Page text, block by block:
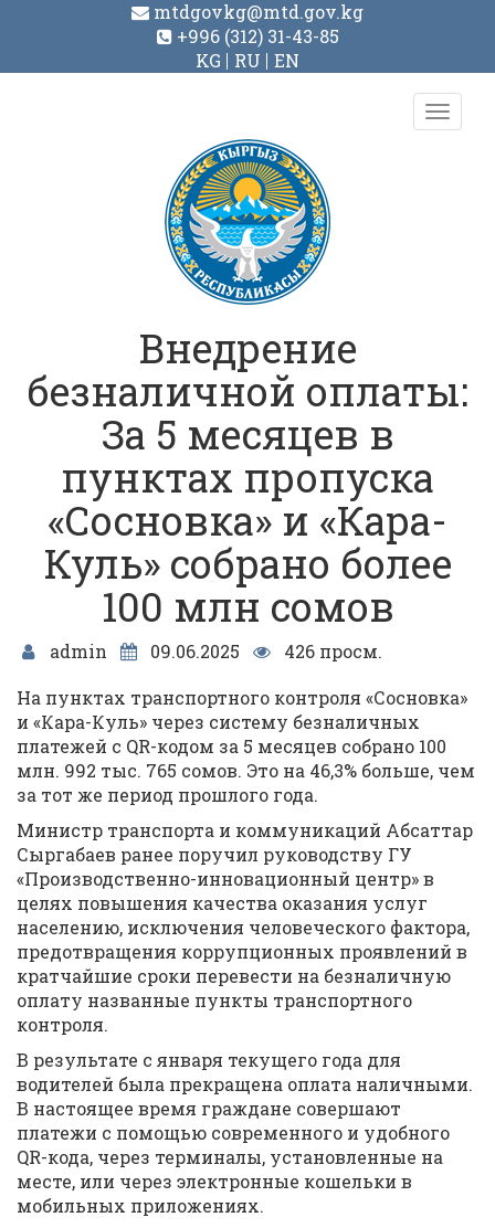
mtdgovkg@mtd.gov.kg
+996 (312) 31-43-85
KG
RU EN
Toggle
Внедрение
безналичной оплаты:
За 5 месяцев в
пунктах пропуска
«Сосновка» и «Кара-
Куль» собрано более
100 млн сомов
admin 09.06.2025
426 просм.
На пунктах транспортного контроля «Сосновка»
и «Кара-Куль» через систему безналичных
платежей с QR-кодом за 5 месяцев собрано 100
млн. 992 тыс. 765 сомов. Это на 46,3% больше, чем
за тот же период прошлого года.
Министр транспорта и коммуникаций Абсаттар
Сыргабаев ранее поручил руководству ГУ
«Производственно-инновационный центр» в
целях повышения качества оказания услуг
населению, исключения человеческого фактора,
предотвращения коррупционных проявлений в
кратчайшие сроки перевести на безналичную
оплату названные пункты транспортного
контроля.
В результате с января текущего года для
водителей была прекращена оплата наличными.
В настоящее время граждане совершают
платежи с помощью современного и удобного
QR-кода, через терминалы, установленные на
месте, или через электронные кошельки в
мобильных приложениях.